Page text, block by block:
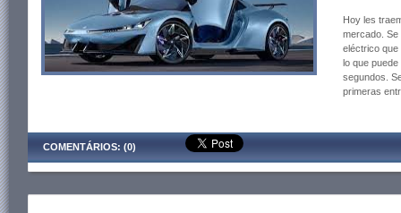
Hoy les
mercado. Se
eléctrico
lo que
segundos.
primeras
COMENTÁRIOS: (0)